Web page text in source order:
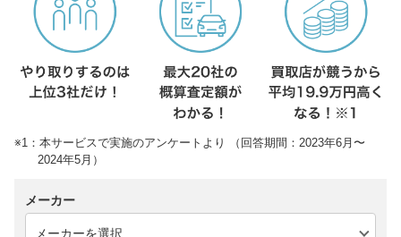
※1：本サービスで実施のアンケートより （回答期間：2023年6月〜
2024年5月）
メーカー